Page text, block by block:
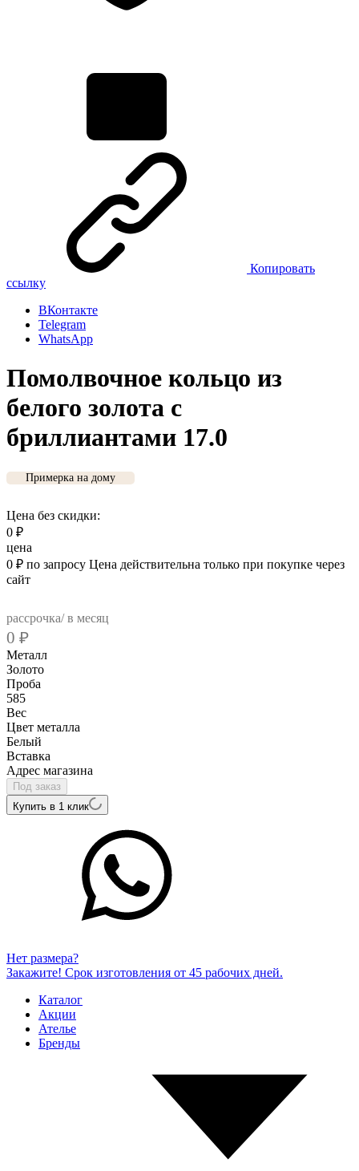
Копировать
ссылку
ВКонтакте
Telegram
WhatsApp
Помолвочное кольцо из
белого золота с
бриллиантами 17.0
Примерка на дому
Цена без скидки:
0 ₽
цена
0 ₽ по запросу Цена действительна только при покупке через
сайт
рассрочка/ в месяц
0 ₽
Металл
Золото
Проба
585
Вес
Цвет металла
Белый
Вcтавка
Адрес магазина
Под заказ
Купить в 1 клик
Нет размера?
Закажите! Срок изготовления от 45 рабочих дней.
Каталог
Акции
Ателье
Бренды